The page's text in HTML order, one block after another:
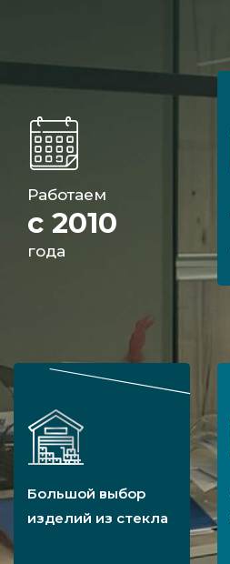
Работаем
с 2010
года
Большой выбор
изделий из стекла